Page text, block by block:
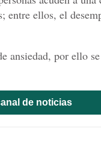
entre ellos, el
ansiedad, por ello
de noticias